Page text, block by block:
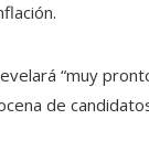
“muy
de